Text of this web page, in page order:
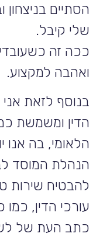
הסתיים
שלי קיבל.
ככה זה
ואהבה למקצוע.
בנוסף לזאת
הדין ומשמשת
הלאומי, בה אנו
הנהלת המוסד
להבטיח שירות
עורכי הדין,
כתב העת של